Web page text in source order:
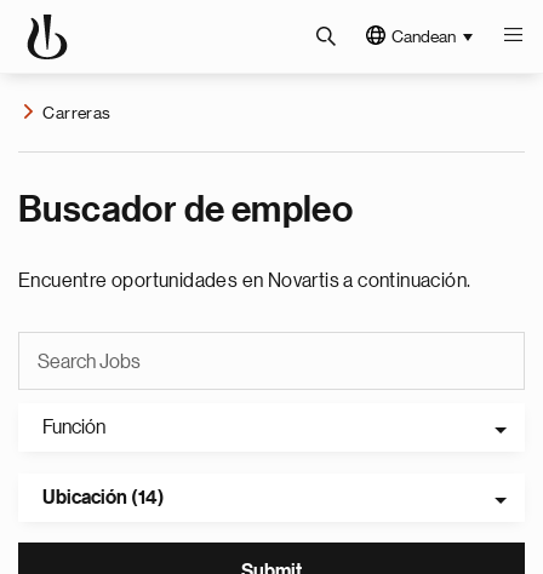
Candean
Carreras
Buscador de empleo
Encuentre oportunidades en Novartis a continuación.
Función
Ubicación (14)